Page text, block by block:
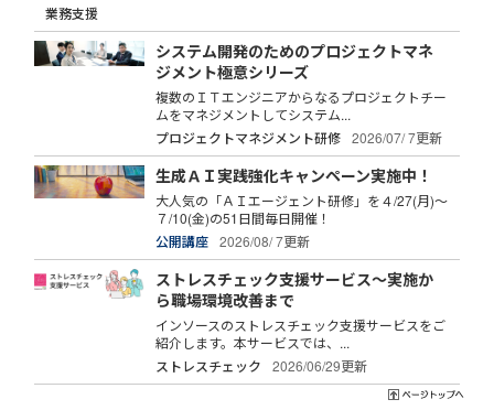
業務支援
システム開発のためのプロジェクトマネ
ジメント極意シリーズ
複数のＩＴエンジニアからなるプロジェクトチー
ムをマネジメントしてシステム...
プロジェクトマネジメント研修
2026/07/ 7更新
生成ＡＩ実践強化キャンペーン実施中！
大人気の「ＡＩエージェント研修」を４/27(月)～
７/10(金)の51日間毎日開催！
公開講座
2026/08/ 7更新
ストレスチェック支援サービス～実施か
ら職場環境改善まで
インソースのストレスチェック支援サービスをご
紹介します。本サービスでは、...
ストレスチェック
2026/06/29更新